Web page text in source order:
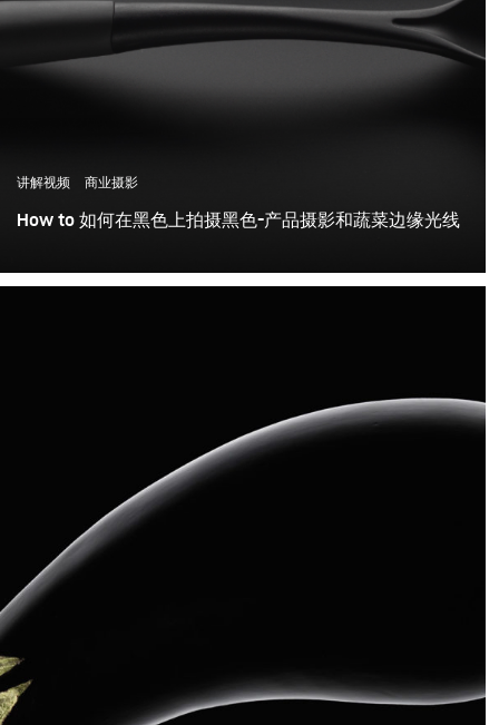
讲解视频 商业摄影
How to 如何在黑色上拍摄黑色-产品摄影和蔬菜边缘光线